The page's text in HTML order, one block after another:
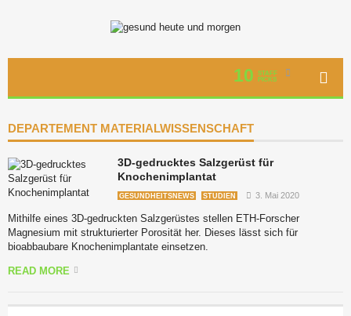
10
STAFF
PICKS
DEPARTEMENT MATERIALWISSENSCHAFT
3D-gedrucktes Salzgerüst für
Knochenimplantat
GESUNDHEITSNEWS STUDIEN 3. Mai 2020
Mithilfe eines 3D-gedruckten Salzgerüstes stellen ETH-Forscher
Magnesium mit strukturierter Porosität her. Dieses lässt sich für
bioabbaubare Knochenimplantate einsetzen.
READ MORE